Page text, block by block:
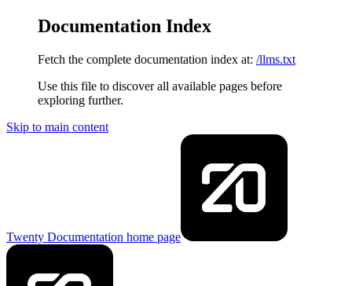
Documentation Index
Fetch the complete documentation index at: /llms.txt
Use this file to discover all available pages before
exploring further.
Skip to main content
Twenty Documentation home page